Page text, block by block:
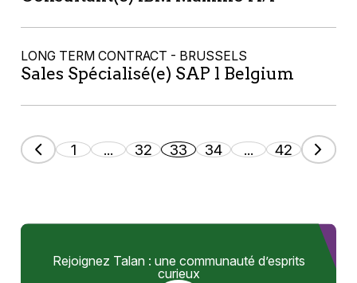
LONG TERM CONTRACT - BRUSSELS
Sales Spécialisé(e) SAP l Belgium
1 ... 32 33 34 ... 42
Rejoignez Talan : une communauté d’esprits
curieux